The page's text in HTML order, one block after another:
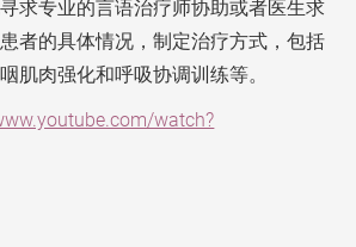
求专业的言语治疗师协助或者医生求
者的具体情况，制定治疗方式，包括
肌肉强化和呼吸协调训练等。
watch?